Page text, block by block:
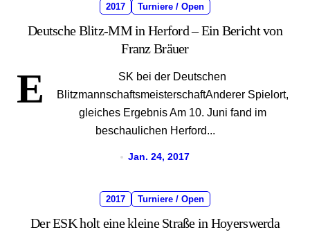
2017 Turniere / Open
Deutsche Blitz-MM in Herford – Ein Bericht von
Franz Bräuer
E
SK bei der Deutschen
BlitzmannschaftsmeisterschaftAnderer Spielort,
gleiches Ergebnis Am 10. Juni fand im
beschaulichen Herford...
Jan. 24, 2017
2017 Turniere / Open
Der ESK holt eine kleine Straße in Hoyerswerda